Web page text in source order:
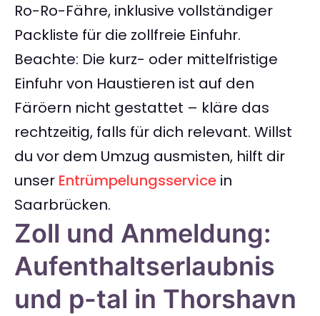
Ro-Ro-Fähre, inklusive vollständiger
Packliste für die zollfreie Einfuhr.
Beachte: Die kurz- oder mittelfristige
Einfuhr von Haustieren ist auf den
Färöern nicht gestattet – kläre das
rechtzeitig, falls für dich relevant. Willst
du vor dem Umzug ausmisten, hilft dir
unser Entrümpelungsservice in
Saarbrücken.
Zoll und Anmeldung:
Aufenthaltserlaubnis
und p-tal in Thorshavn